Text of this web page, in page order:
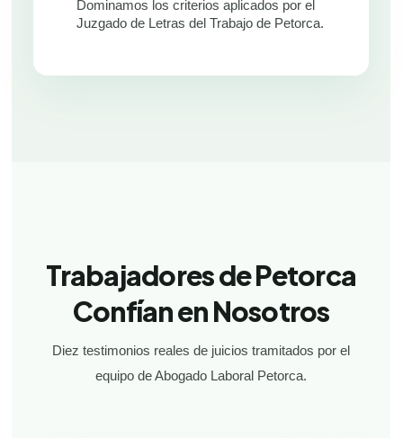
Dominamos los criterios aplicados por el
Juzgado de Letras del Trabajo de Petorca.
Trabajadores de Petorca
Confían en Nosotros
Diez testimonios reales de juicios tramitados por el
equipo de Abogado Laboral Petorca.